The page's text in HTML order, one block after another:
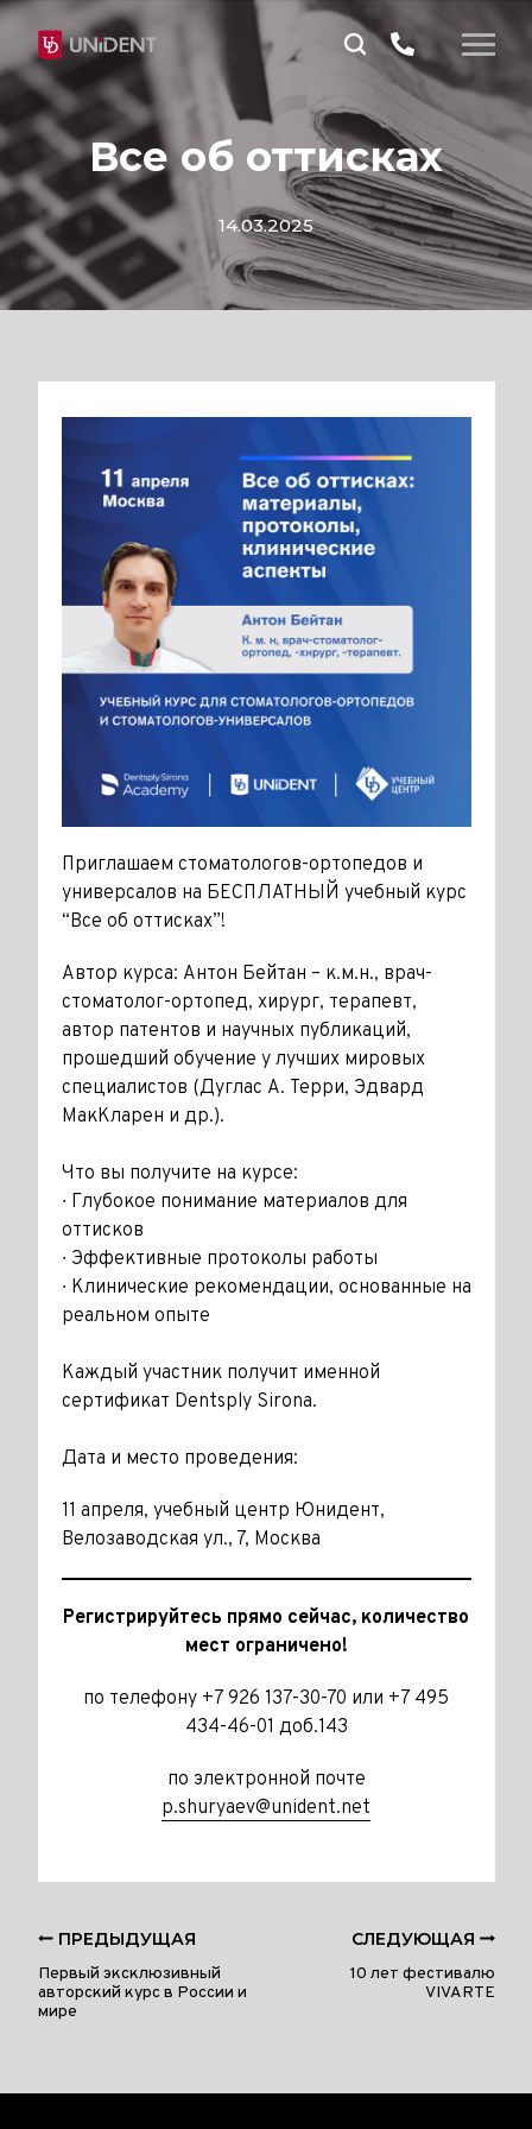
Все об оттисках
14.03.2025
Приглашаем стоматологов-ортопедов и
универсалов на БЕСПЛАТНЫЙ учебный курс
“Все об оттисках”!
Автор курса: Антон Бейтан – к.м.н., врач-
стоматолог-ортопед, хирург, терапевт,
автор патентов и научных публикаций,
прошедший обучение у лучших мировых
специалистов (Дуглас А. Терри, Эдвард
МакКларен и др.).
Что вы получите на курсе:
∙ Глубокое понимание материалов для
оттисков
∙ Эффективные протоколы работы
∙ Клинические рекомендации, основанные на
реальном опыте
Каждый участник получит именной
сертификат Dentsply Sirona.
Дата и место проведения:
11 апреля, учебный центр Юнидент,
Велозаводская ул., 7, Москва
Регистрируйтесь прямо сейчас, количество
мест ограничено!
по телефону +7 926 137-30-70 или +7 495
434-46-01 доб.143
по электронной почте
p.shuryaev@unident.net
ПРЕДЫДУЩАЯ
Первый эксклюзивный
авторский курс в России и
мире
СЛЕДУЮЩАЯ
10 лет фестивалю
VIVARTE